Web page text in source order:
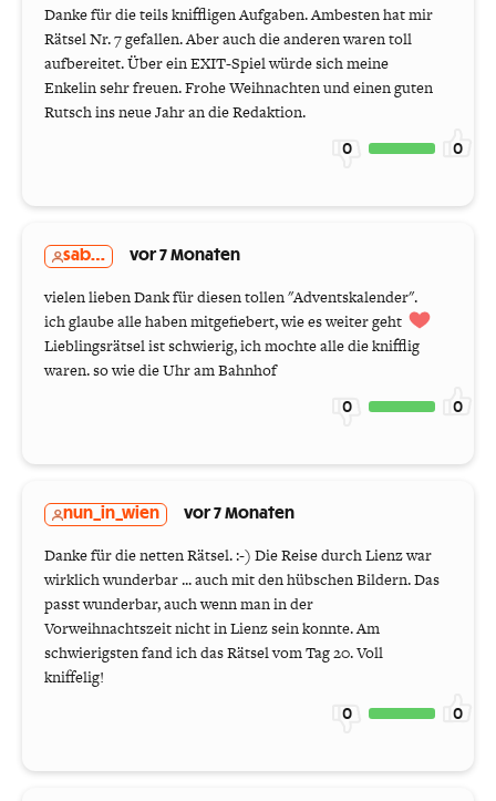
Danke für die teils kniffligen Aufgaben. Ambesten hat mir
Rätsel Nr. 7 gefallen. Aber auch die anderen waren toll
aufbereitet. Über ein EXIT-Spiel würde sich meine
Enkelin sehr freuen. Frohe Weihnachten und einen guten
Rutsch ins neue Jahr an die Redaktion.
0 0
sab... vor 7 Monaten
vielen lieben Dank für diesen tollen "Adventskalender".
ich glaube alle haben mitgefiebert, wie es weiter geht
Lieblingsrätsel ist schwierig, ich mochte alle die knifflig
waren. so wie die Uhr am Bahnhof
0 0
nun_in_wien vor 7 Monaten
Danke für die netten Rätsel. :-) Die Reise durch Lienz war
wirklich wunderbar ... auch mit den hübschen Bildern. Das
passt wunderbar, auch wenn man in der
Vorweihnachtszeit nicht in Lienz sein konnte. Am
schwierigsten fand ich das Rätsel vom Tag 20. Voll
kniffelig!
0 0